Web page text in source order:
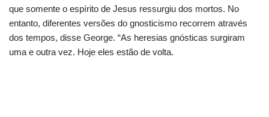
que somente o espírito de Jesus ressurgiu dos mortos. No
entanto, diferentes versões do gnosticismo recorrem através
dos tempos, disse George. “As heresias gnósticas surgiram
uma e outra vez. Hoje eles estão de volta.